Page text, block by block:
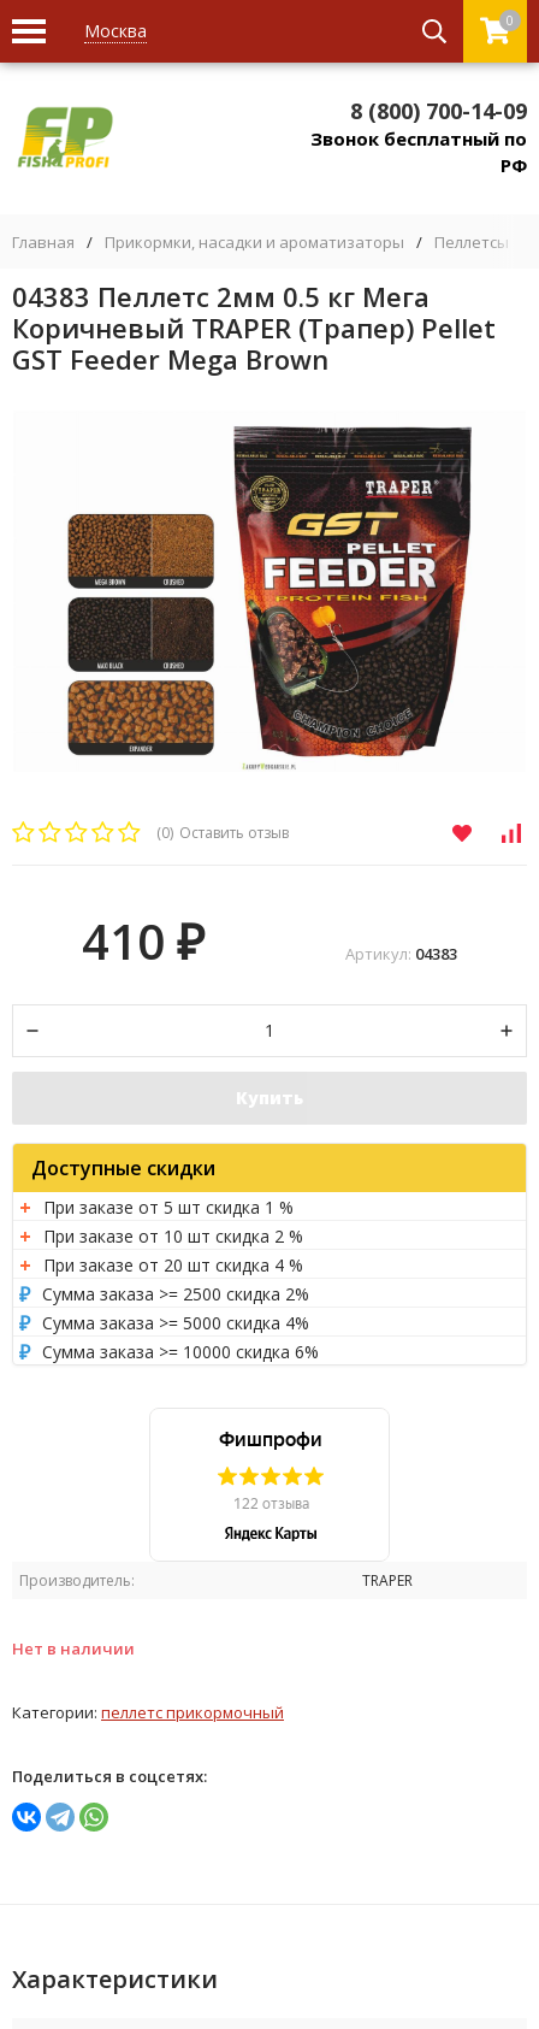
Москва 0
8 (800) 700-14-09
Звонок бесплатный по
РФ
Главная / Прикормки, насадки и ароматизаторы / Пеллетсы
04383 Пеллетс 2мм 0.5 кг Мега
Коричневый TRAPER (Трапер) Pellet
GST Feeder Mega Brown
(0) Оставить отзыв
Производитель: TRAPER
Нет в наличии
Артикул: 04383
410 ₽
Купить
Доступные скидки
При заказе от 5 шт скидка 1 %
При заказе от 10 шт скидка 2 %
При заказе от 20 шт скидка 4 %
Сумма заказа >= 2500 скидка 2%
Сумма заказа >= 5000 скидка 4%
Сумма заказа >= 10000 скидка 6%
Категории: пеллетс прикормочный
Поделиться в соцсетях:
Характеристики